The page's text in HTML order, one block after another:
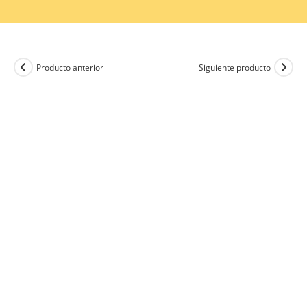
Producto anterior Siguiente producto